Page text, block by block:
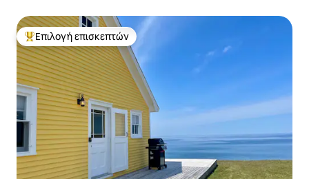
Κορυφαία επιλογή επισκεπτών
Επιλογή επισκεπτών